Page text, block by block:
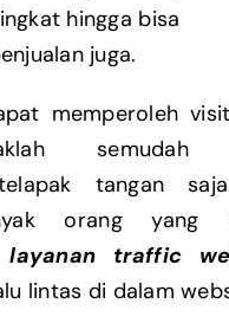
hingga bisa
juga.
memperoleh
semudah
tangan
orang yang
layanan traffic
lintas di dalam